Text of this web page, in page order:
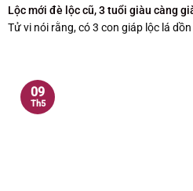
Lộc mới đè lộc cũ, 3 tuổi giàu càng
Tử vi nói rằng, có 3 con giáp lộc lá
09
Th5